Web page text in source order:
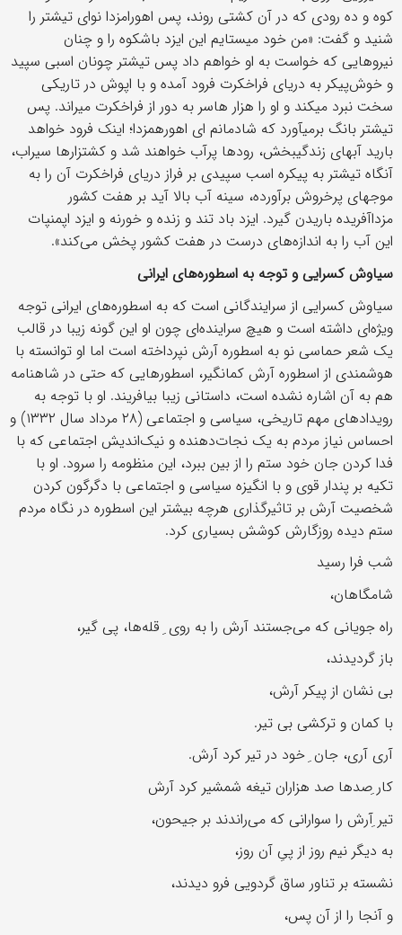
کوه و ده رودی که در آن کشتی روند، پس اهورامزدا نوای تیشتر را
شنید و گفت: «من خود می‏ستایم این ایزد باشکوه را و چنان
نیروهایی که خواست به او خواهم داد پس تیشتر چونان اسبی سپید
و خوش‌پیکر به دریای فراخکرت فرود آمده و با اپوش در تاریکی
سخت نبرد می‏کند و او را هزار هاسر به دور از فراخکرت می‏راند. پس
تیشتر بانگ برمی‏آورد که شادمانم ای اهوره‏مزدا؛ اینک فرود خواهد
بارید آب‏های زندگی‏بخش، رودها پرآب خواهند شد و کشتزارها سیراب،
آنگاه تیشتر به پیکره‏ اسب سپیدی بر فراز دریای فراخکرت آن را به
موج‏های پرخروش برآورده، سینه‏ آب بالا آید بر هفت کشور
مزداآفریده باریدن گیرد. ایزد باد تند و زنده و خورنه و ایزد اپم‏نپات
این آب را به اندازه‌‏های درست در هفت کشور پخش می‏‌کند».
سیاوش کسرایی و توجه به اسطوره‌های ایرانی
سیاوش کسرایی از سرایندگانی است که به اسطوره‌های ایرانی توجه
ویژه‌ای داشته است و هیچ سراینده‌ای چون او این گونه زیبا در قالب
یک شعر حماسی نو به اسطوره آرش نپرداخته است اما او توانسته با
هوشمندی از اسطوره آرش کمانگیر، اسطورهایی که حتی در شاهنامه
هم به آن اشاره نشده است، داستانی زیبا بیافریند. او با توجه به
رویدادهای مهم تاریخی، سیاسی و اجتماعی (۲۸ مرداد سال ۱۳۳۲) و
احساس نیاز مردم به یک نجات‌دهنده و نیک‌اندیش اجتماعی که با
فدا کردن جان خود ستم را از بین ببرد، این منظومه را سرود. او با
تکیه بر پندار قوی و با انگیزه سیاسی و اجتماعی با دگرگون کردن
شخصیت آرش بر تاثیرگذاری هرچه بیشتر این اسطوره در نگاه مردم
ستم دیده روزگارش کوشش بسیاری کرد.
شب فرا رسید
شامگاهان،
راه جویانی که می‌جستند آرش را به روی ِ قله‌ها، پی گیر،
باز گردیدند،
بی نشان از پیکر آرش،
با کمان و ترکشی بی تیر.
آری آری، جان ِ خود در تیر کرد آرش.
کار ِصدها صد هزاران تیغه شمشیر کرد آرش
تیر ِآرش را سوارانی که می‌راندند بر جیحون،
به دیگر نیم روز از پیِ آن روز،
نشسته بر تناور ساق گردویی فرو دیدند،
و آنجا را از آن پس،